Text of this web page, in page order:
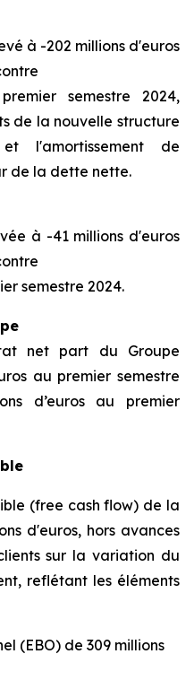
à -202 millions d'euros
semestre 2024,
de la nouvelle structure
l'amortissement de
de la dette nette.
à -41 millions d'euros
semestre 2024.
net part du Groupe
au premier semestre
d’euros au premier
(free cash flow) de la
d'euros, hors avances
sur la variation du
reflétant les éléments
(EBO) de 309 millions